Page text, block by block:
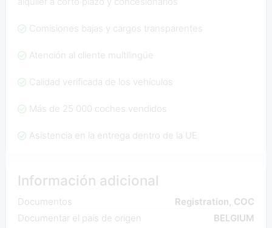
Comisiones bajas y cargos transparentes
Atención al cliente multilingüe
Calidad verificada de los vehículos
Más de 25 000 coches vendidos
Asistencia en la entrega dentro de la UE
Información adicional
Documentos
Registration, COC
Documentar el país de origen
BELGIUM